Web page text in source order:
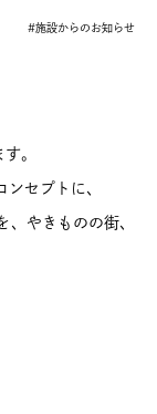
#施設からのお知らせ
。
セプトに、
やきものの街、